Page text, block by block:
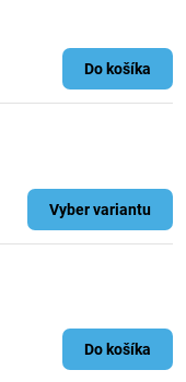
Do košíka
Vyber variantu
Do košíka